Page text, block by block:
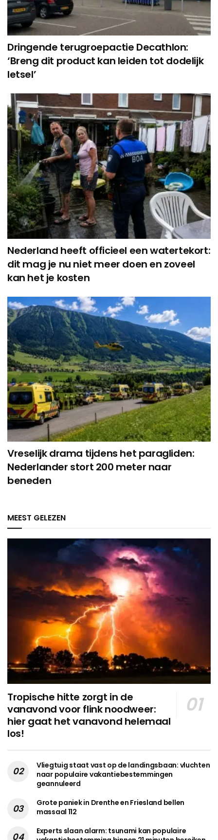
Dringende terugroepactie Decathlon:
‘Breng dit product kan leiden tot dodelijk
letsel’
Nederland heeft officieel een watertekort:
dit mag je nu niet meer doen en zoveel
kan het je kosten
Vreselijk drama tijdens het paragliden:
Nederlander stort 200 meter naar
beneden
MEEST GELEZEN
Tropische hitte zorgt in de
vanavond voor flink noodweer:
hier gaat het vanavond helemaal
los!
Vliegtuig staat vast op de landingsbaan: vluchten
naar populaire vakantiebestemmingen
geannuleerd
Grote paniek in Drenthe en Friesland bellen
massaal 112
Experts slaan alarm: tsunami kan populaire